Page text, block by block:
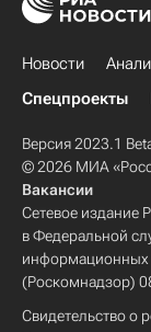
Новости
Спецпроекты
Версия 2023.1
© 2026 МИА
Вакансии
Сетевое издание
в Федеральной
информационных
(Роскомнадзор)
Свидетельство о